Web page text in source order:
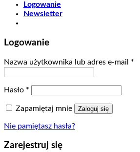
Logowanie
Newsletter
Logowanie
Nazwa użytkownika lub adres e-mail *
Hasło *
Zapamiętaj mnie Zaloguj się
Nie pamiętasz hasła?
Zarejestruj się